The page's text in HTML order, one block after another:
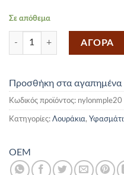
Σε απόθεμα
Υφασμάτινο Λουράκι Μπλε
ΑΓΟΡΑ
Προσθήκη στα αγαπημένα
Κωδικός προϊόντος: nylonmple20
Κατηγορίες: Λουράκια,
OEM